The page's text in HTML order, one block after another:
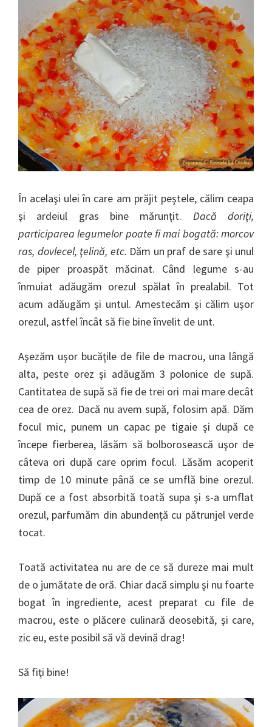
În acelaşi ulei în care am prăjit peştele, călim ceapa
şi ardeiul gras bine mărunţit. Dacă doriţi,
participarea legumelor poate fi mai bogată: morcov
ras, dovlecel, ţelină, etc. Dăm un praf de sare şi unul
de piper proaspăt măcinat. Când legume s-au
înmuiat adăugăm orezul spălat în prealabil. Tot
acum adăugăm şi untul. Amestecăm şi călim uşor
orezul, astfel încât să fie bine învelit de unt.
Aşezăm uşor bucăţile de file de macrou, una lângă
alta, peste orez şi adăugăm 3 polonice de supă.
Cantitatea de supă să fie de trei ori mai mare decât
cea de orez. Dacă nu avem supă, folosim apă. Dăm
focul mic, punem un capac pe tigaie şi după ce
începe fierberea, lăsăm să bolborosească uşor de
câteva ori după care oprim focul. Lăsăm acoperit
timp de 10 minute până ce se umflă bine orezul.
După ce a fost absorbită toată supa şi s-a umflat
orezul, parfumăm din abundenţă cu pătrunjel verde
tocat.
Toată activitatea nu are de ce să dureze mai mult
de o jumătate de oră. Chiar dacă simplu şi nu foarte
bogat în ingrediente, acest preparat cu file de
macrou, este o plăcere culinară deosebită, şi care,
zic eu, este posibil să vă devină drag!
Să fiţi bine!